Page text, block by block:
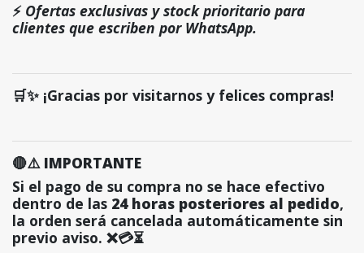
⚡ Ofertas exclusivas y stock prioritario para
clientes que escriben por WhatsApp.
🛒✨ ¡Gracias por visitarnos y felices compras!
🔴⚠️ IMPORTANTE
Si el pago de su compra no se hace efectivo
dentro de las 24 horas posteriores al pedido,
la orden será cancelada automáticamente sin
previo aviso. ❌💳⏳